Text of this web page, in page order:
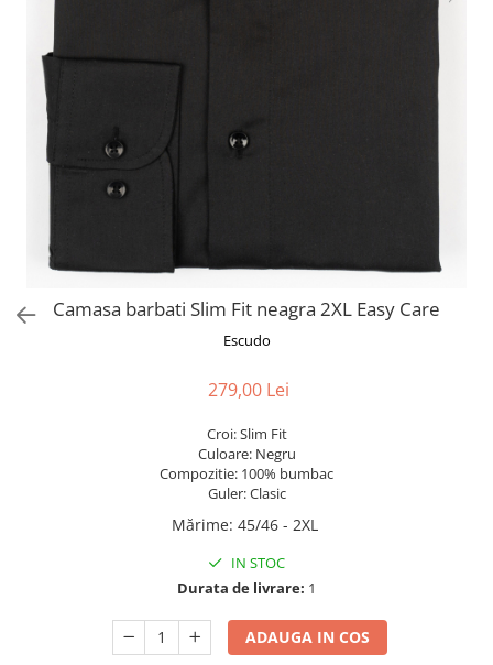
Camasa barbati Slim Fit neagra 2XL Easy Care
Escudo
279,00 Lei
Croi: Slim Fit
Culoare: Negru
Compozitie: 100% bumbac
Guler: Clasic
Mărime: 45/46 - 2XL
IN STOC
Durata de livrare: 1
ADAUGA IN COS